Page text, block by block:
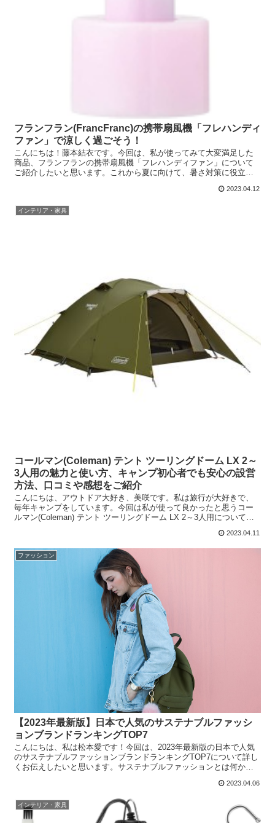
フランフラン(FrancFranc)の携帯扇風機「フレハンディ
ファン」で涼しく過ごそう！
こんにちは！藤本結衣です。今回は、私が使ってみて大変満足した
商品、フランフランの携帯扇風機「フレハンディファン」について
ご紹介したいと思います。これから夏に向けて、暑さ対策に役立つ
2023.04.12
インテリア・家具
コールマン(Coleman) テント ツーリングドーム LX 2～
3人用の魅力と使い方、キャンプ初心者でも安心の設営
方法、口コミや感想をご紹介
こんにちは、アウトドア大好き、美咲です。私は旅行が大好きで、
毎年キャンプをしています。今回は私が使って良かったと思うコー
ルマン(Coleman) テント ツーリングドーム LX 2～3人用について、
2023.04.11
ファッション
【2023年最新版】日本で人気のサステナブルファッシ
ョンブランドランキングTOP7
こんにちは、私は松本愛です！今回は、2023年最新版の日本で人気
のサステナブルファッションブランドランキングTOP7について詳し
くお伝えしたいと思います。サステナブルファッションとは何か？1-
2023.04.06
インテリア・家具